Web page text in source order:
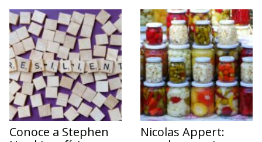
Conoce a Stephen
Nicolas Appert: